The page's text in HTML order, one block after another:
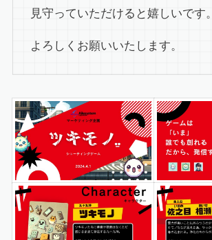
見守っていただけると嬉しいです。
よろしくお願いいたします。